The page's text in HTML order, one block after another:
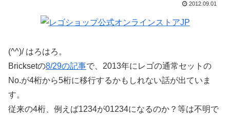
2012.09.01
(^^)/ はろはろ。
Bricksetの8/29の記事で、2013年にレゴの通常セットの
No.が4桁から5桁に移行するかもしれない話が出ていま
す。
従来の4桁、例えば1234が01234になるのか？等は不明で